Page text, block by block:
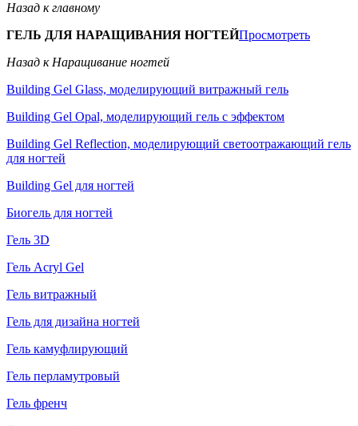
Назад к главному
ГЕЛЬ ДЛЯ НАРАЩИВАНИЯ НОГТЕЙПросмотреть
Назад к Наращивание ногтей
Building Gel Glass, моделирующий витражный гель
Building Gel Opal, моделирующий гель с эффектом
Building Gel Reflection, моделирующий светоотражающий гель
для ногтей
Building Gel для ногтей
Биогель для ногтей
Гель 3D
Гель Acryl Gel
Гель витражный
Гель для дизайна ногтей
Гель камуфлирующий
Гель перламутровый
Гель френч